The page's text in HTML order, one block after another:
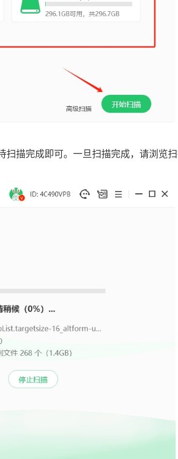
扫描完成即可。一旦扫描完成，请浏览